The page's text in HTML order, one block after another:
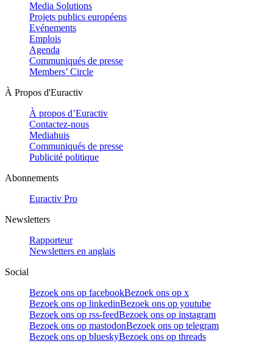
Media Solutions
Projets publics européens
Evénements
Emplois
Agenda
Communiqués de presse
Members’ Circle
À Propos d'Euractiv
À propos d’Euractiv
Contactez-nous
Mediahuis
Communiqués de presse
Publicité politique
Abonnements
Euractiv Pro
Newsletters
Rapporteur
Newsletters en anglais
Social
Bezoek ons op facebookBezoek ons op x
Bezoek ons op linkedinBezoek ons op youtube
Bezoek ons op rss-feedBezoek ons op instagram
Bezoek ons op mastodonBezoek ons op telegram
Bezoek ons op blueskyBezoek ons op threads